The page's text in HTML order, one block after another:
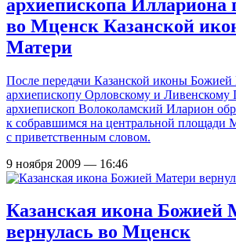
архиепископа Иллариона
во Мценск Казанской
Матери
После передачи Казанской иконы
архиепископу Орловскому и Ливенскому
архиепископ Волоколамский Иларион
к собравшимся на центральной площади
с приветственным словом.
9 ноября 2009 — 16:46
Казанская икона Божией
вернулась во Мценск